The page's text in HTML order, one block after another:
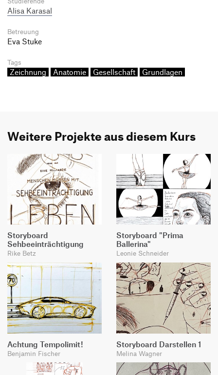
Alisa Karasal
Betreuung
Eva Stuke
Tags
Zeichnung Anatomie Gesellschaft Grundlagen
Weitere Projekte aus diesem Kurs
Storyboard
Sehbeeinträchtigung
Rike Betz
Storyboard "Prima
Ballerina"
Leonie Schneider
Achtung Tempolimit!
Benjamin Fischer
Storyboard Darstellen 1
Melina Wagner